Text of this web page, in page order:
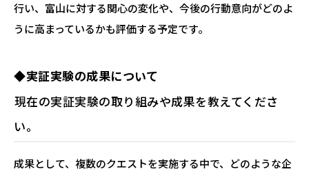
行い、富山に対する関心の変化や、今後の行動意向がどのよ
うに高まっているかも評価する予定です。
◆実証実験の成果について
―――現在の実証実験の取り組みや成果を教えてくださ
い。
成果として、複数のクエストを実施する中で、どのような企